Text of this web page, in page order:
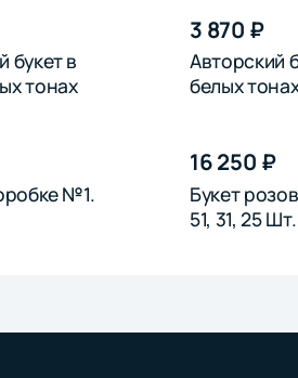
букет в
тонах
3 870 ₽
Авторский
белых
№1.
16 250 ₽
Букет
51, 31, 25 Шт.